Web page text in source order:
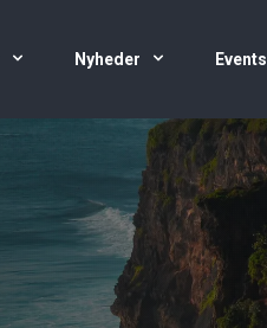
Nyheder Events